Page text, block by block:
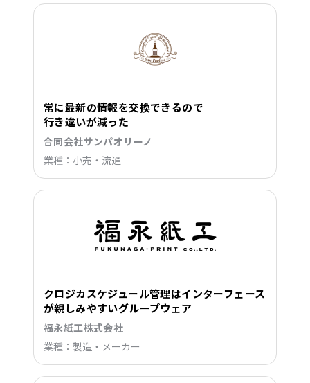
常に最新の情報を交換できるので
行き違いが減った
合同会社サンパオリーノ
業種：小売・流通
クロジカスケジュール管理はインターフェース
が親しみやすいグループウェア
福永紙工株式会社
業種：製造・メーカー